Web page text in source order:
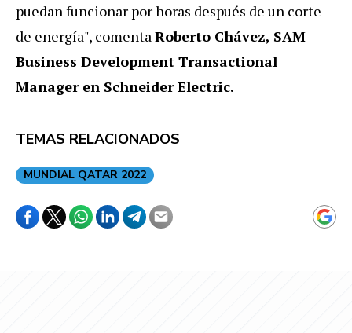
puedan funcionar por horas después de un corte
de energía", comentaRoberto Chávez, SAM
Business Development Transactional
Manager en Schneider Electric.
TEMAS RELACIONADOS
MUNDIAL QATAR 2022